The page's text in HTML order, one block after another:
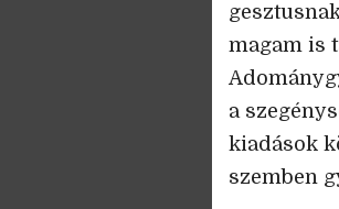
magam is
a
kiadások
szemben